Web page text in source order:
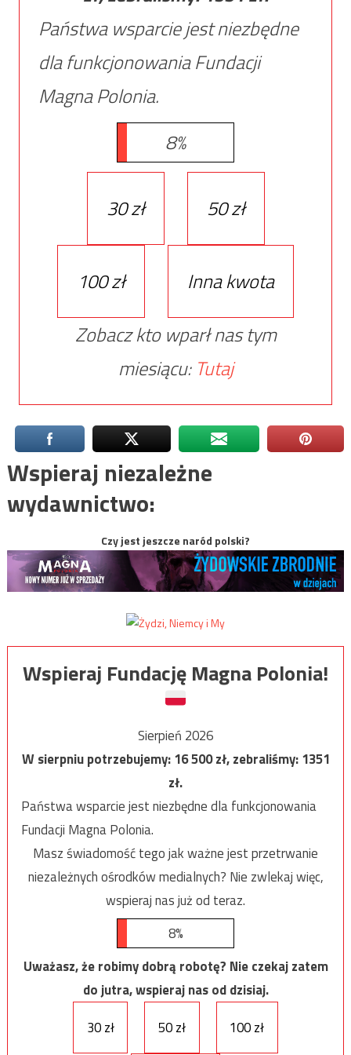
Państwa wsparcie jest niezbędne
dla funkcjonowania Fundacji
Magna Polonia.
8%
30 zł 50 zł
100 zł
Inna kwota
Zobacz kto wparł nas tym
miesiącu: Tutaj
Wspieraj niezależne
wydawnictwo:
Czy jest jeszcze naród polski?
Wspieraj Fundację Magna Polonia!
Sierpień 2026
W sierpniu potrzebujemy:16 500zł, zebraliśmy:1351
zł.
Państwa wsparcie jest niezbędne dla funkcjonowania
Fundacji Magna Polonia.
Masz świadomość tego jak ważne jest przetrwanie
niezależnych ośrodków medialnych? Nie zwlekaj więc,
wspieraj nas już od teraz.
8%
Uważasz, że robimy dobrą robotę? Nie czekaj zatem
do jutra, wspieraj nas od dzisiaj.
30 zł
50 zł 100 zł